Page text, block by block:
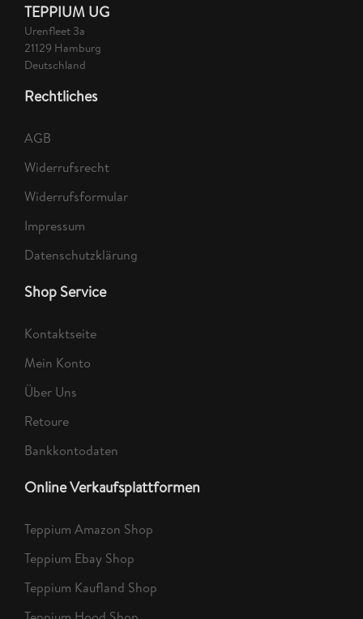
TEPPIUM UG
Urenfleet 3a
21129 Hamburg
Deutschland
Rechtliches
AGB
Widerrufsrecht
Widerrufsformular
Impressum
Datenschutzklärung
Shop Service
Kontaktseite
Mein Konto
Über Uns
Retoure
Bankkontodaten
Online Verkaufsplattformen
Teppium Amazon Shop
Teppium Ebay Shop
Teppium Kaufland Shop